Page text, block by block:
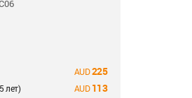
225
лет) 113